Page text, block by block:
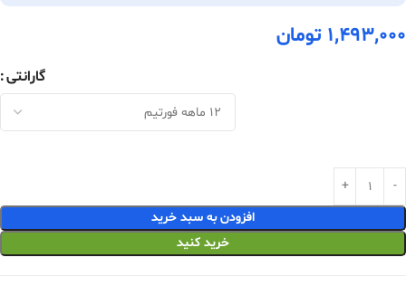
1,493,000 تومان
گارانتی
افزودن به سبد خرید
خرید کنید